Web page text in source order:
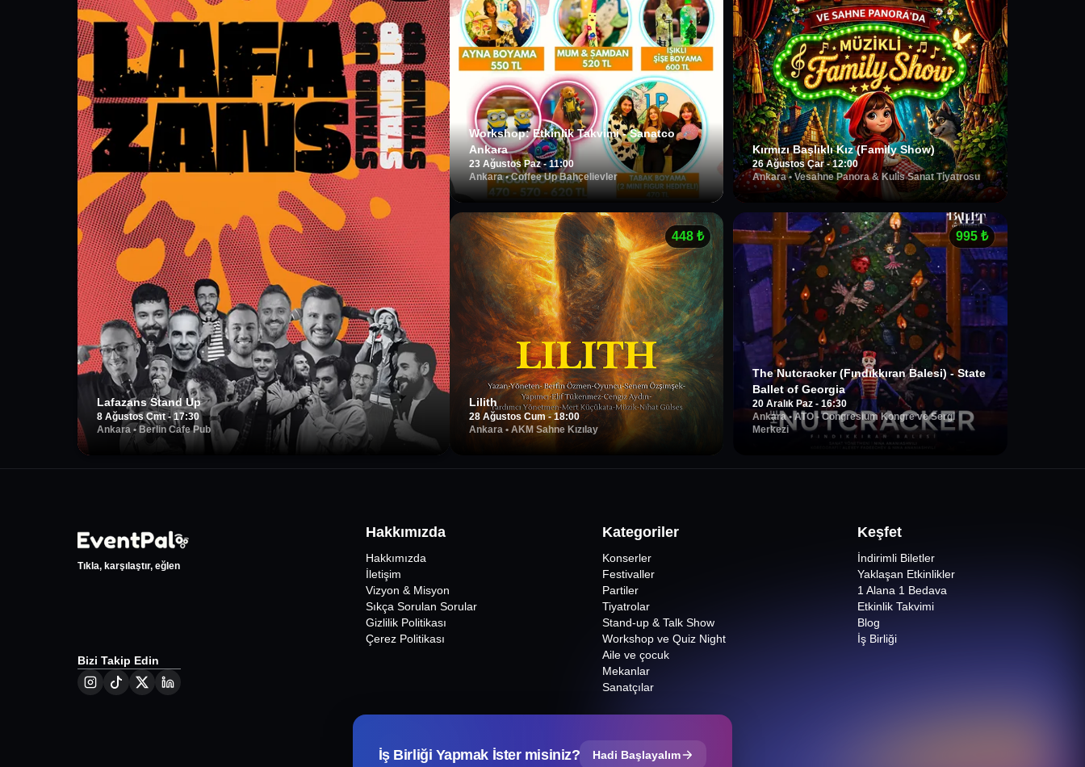
Lafazans Stand Up
8 Ağustos Cmt - 17:30
Ankara • Berlin Cafe Pub
Workshop: Etkinlik Takvimi - Sanatco
Ankara
23 Ağustos Paz - 11:00
Ankara•Coffee Up Bahçelievler
Kırmızı Başlıklı Kız (Family Show)
26 Ağustos Çar - 12:00
Ankara•Vesahne Panora & Kuli̇s Sanat Ti̇yatrosu
448 ₺
Lilith
28 Ağustos Cum - 18:00
Ankara• AKM Sahne Kızılay
995₺
The Nutcracker (Fındıkkıran Balesi) - State
Ballet of Georgia
20 Aralık Paz - 16:30
Ankara•ATO - Congresium Kongre ve Sergi
Merkezi
Tıkla, karşılaştır, eğlen
Bizi Takip Edin
Hakkımızda
Hakkımızda
İletişim
Vizyon & Misyon
Sıkça Sorulan Sorular
Gizlilik Politikası
Çerez Politikası
Kategoriler
Konserler
Festivaller
Partiler
Tiyatrolar
Stand-up & Talk Show
Workshop ve Quiz Night
Aile ve çocuk
Mekanlar
Sanatçılar
Keşfet
İndirimli Biletler
Yaklaşan Etkinlikler
1 Alana 1 Bedava
Etkinlik Takvimi
Blog
İş Birliği
İş Birliği Yapmak İster misiniz? Hadi Başlayalım